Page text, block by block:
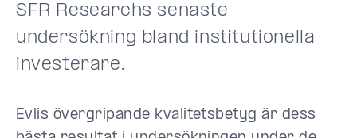
SFR Researchs senaste
undersökning bland institutionella
investerare.
Evlis övergripande kvalitetsbetyg är dess